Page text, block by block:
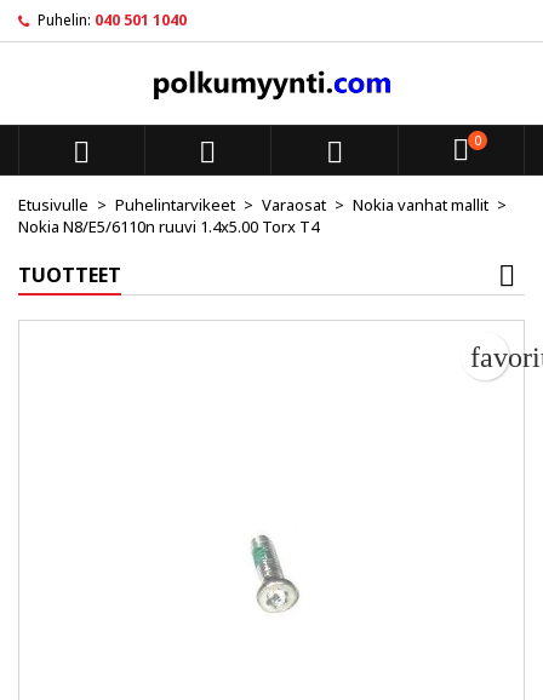
Puhelin: 040 501 1040
   0
Etusivulle Puhelintarvikeet Varaosat
Nokia vanhat mallit
Nokia N8/E5/6110n ruuvi 1.4x5.00 Torx T4
TUOTTEET
My wishlists
add_circle_outline
Create new list
Luo toivelista
Toivelistan nimi
Kirjaudu sisään
Sinun pitää olla kirjautunut jotta voit lisätä tuotteita